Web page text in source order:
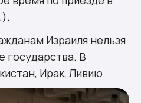
Израиля нельзя
государства. В
Ирак, Ливию.